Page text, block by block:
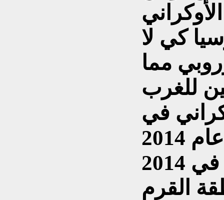
كي لا
مما
للغرب
في
وكان الرد الروسي في 2014
القرم